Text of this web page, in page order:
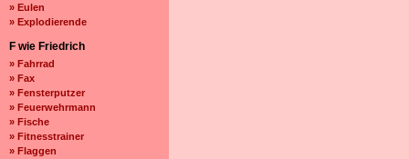
» Eulen
» Explodierende
F wie Friedrich
» Fahrrad
» Fax
» Fensterputzer
» Feuerwehrmann
» Fische
» Fitnesstrainer
» Flaggen